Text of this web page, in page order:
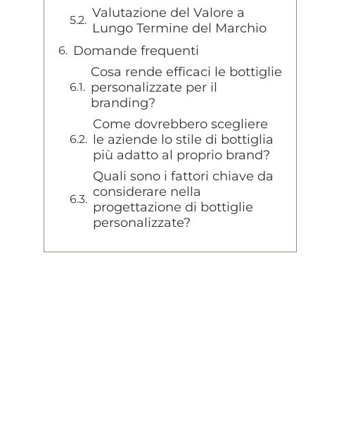
Valutazione del Valore a
Lungo Termine del Marchio
Domande frequenti
Cosa rende efficaci le bottiglie
personalizzate per il
branding?
Come dovrebbero scegliere
le aziende lo stile di bottiglia
più adatto al proprio brand?
Quali sono i fattori chiave da
considerare nella
progettazione di bottiglie
personalizzate?